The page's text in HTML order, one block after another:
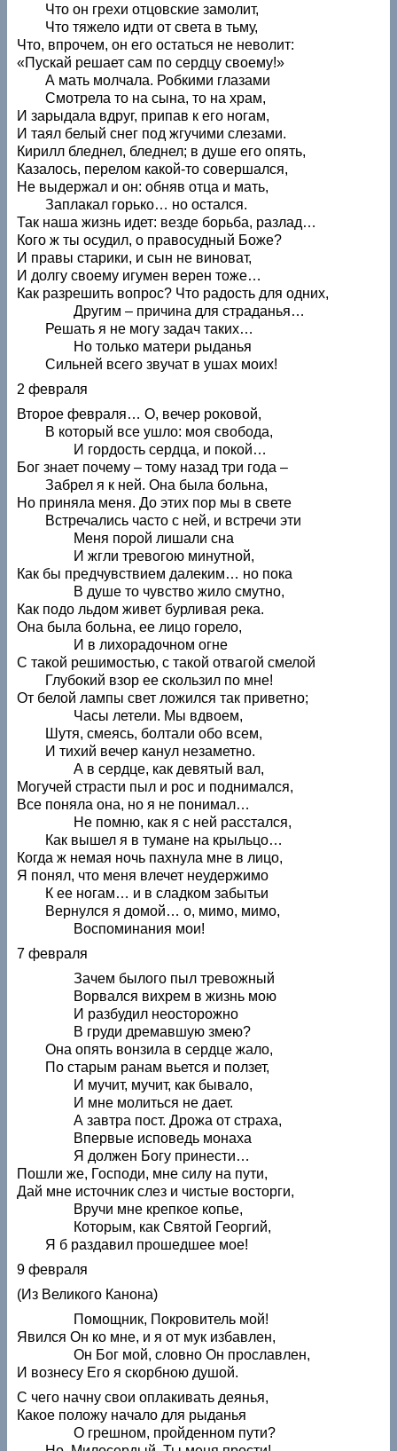
Что он грехи отцовские замолит,
Что тяжело идти от света в тьму,
Что, впрочем, он его остаться не неволит:
«Пускай решает сам по сердцу своему!»
А мать молчала. Робкими глазами
Смотрела то на сына, то на храм,
И зарыдала вдруг, припав к его ногам,
И таял белый снег под жгучими слезами.
Кирилл бледнел, бледнел; в душе его опять,
Казалось, перелом какой-то совершался,
Не выдержал и он: обняв отца и мать,
Заплакал горько… но остался.
Так наша жизнь идет: везде борьба, разлад…
Кого ж ты осудил, о правосудный Боже?
И правы старики, и сын не виноват,
И долгу своему игумен верен тоже…
Как разрешить вопрос? Что радость для одних,
Другим – причина для страданья…
Решать я не могу задач таких…
Но только матери рыданья
Сильней всего звучат в ушах моих!
2 февраля
Второе февраля… О, вечер роковой,
В который все ушло: моя свобода,
И гордость сердца, и покой…
Бог знает почему – тому назад три года –
Забрел я к ней. Она была больна,
Но приняла меня. До этих пор мы в свете
Встречались часто с ней, и встречи эти
Меня порой лишали сна
И жгли тревогою минутной,
Как бы предчувствием далеким… но пока
В душе то чувство жило смутно,
Как подо льдом живет бурливая река.
Она была больна, ее лицо горело,
И в лихорадочном огне
С такой решимостью, с такой отвагой смелой
Глубокий взор ее скользил по мне!
От белой лампы свет ложился так приветно;
Часы летели. Мы вдвоем,
Шутя, смеясь, болтали обо всем,
И тихий вечер канул незаметно.
А в сердце, как девятый вал,
Могучей страсти пыл и рос и поднимался,
Все поняла она, но я не понимал…
Не помню, как я с ней расстался,
Как вышел я в тумане на крыльцо…
Когда ж немая ночь пахнула мне в лицо,
Я понял, что меня влечет неудержимо
К ее ногам… и в сладком забытьи
Вернулся я домой… о, мимо, мимо,
Воспоминания мои!
7 февраля
Зачем былого пыл тревожный
Ворвался вихрем в жизнь мою
И разбудил неосторожно
В груди дремавшую змею?
Она опять вонзила в сердце жало,
По старым ранам вьется и ползет,
И мучит, мучит, как бывало,
И мне молиться не дает.
А завтра пост. Дрожа от страха,
Впервые исповедь монаха
Я должен Богу принести…
Пошли же, Господи, мне силу на пути,
Дай мне источник слез и чистые восторги,
Вручи мне крепкое копье,
Которым, как Святой Георгий,
Я б раздавил прошедшее мое!
9 февраля
(Из Великого Канона)
Помощник, Покровитель мой!
Явился Он ко мне, и я от мук избавлен,
Он Бог мой, словно Он прославлен,
И вознесу Его я скорбною душой.
С чего начну свои оплакивать деянья,
Какое положу начало для рыданья
О грешном, пройденном пути?